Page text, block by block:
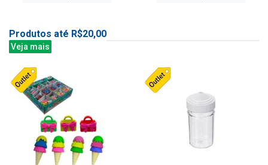
Produtos até R$20,00
Veja mais